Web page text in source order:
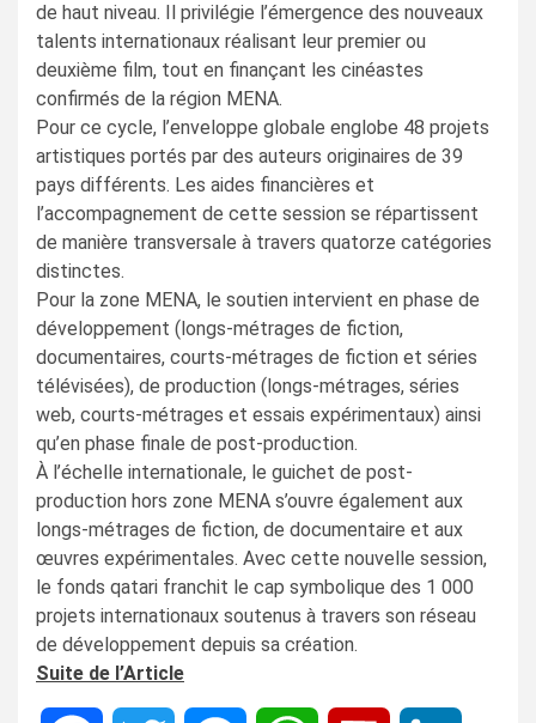
de haut niveau. Il privilégie l’émergence des nouveaux
talents internationaux réalisant leur premier ou
deuxième film, tout en finançant les cinéastes
confirmés de la région MENA.
Pour ce cycle, l’enveloppe globale englobe 48 projets
artistiques portés par des auteurs originaires de 39
pays différents. Les aides financières et
l’accompagnement de cette session se répartissent
de manière transversale à travers quatorze catégories
distinctes.
Pour la zone MENA, le soutien intervient en phase de
développement (longs-métrages de fiction,
documentaires, courts-métrages de fiction et séries
télévisées), de production (longs-métrages, séries
web, courts-métrages et essais expérimentaux) ainsi
qu’en phase finale de post-production.
À l’échelle internationale, le guichet de post-
production hors zone MENA s’ouvre également aux
longs-métrages de fiction, de documentaire et aux
œuvres expérimentales. Avec cette nouvelle session,
le fonds qatari franchit le cap symbolique des 1 000
projets internationaux soutenus à travers son réseau
de développement depuis sa création.
Suite de l’Article